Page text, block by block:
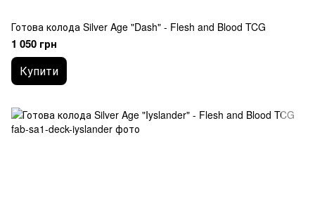
Готова колода Silver Age "Dash" - Flesh and Blood TCG
1 050 грн
Купити